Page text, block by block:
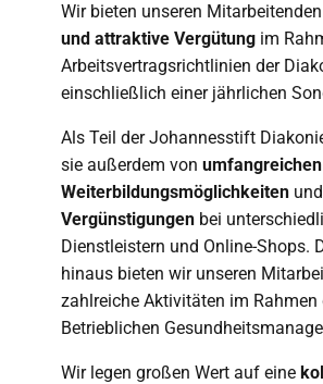
Wir bieten unseren
und attraktive Vergütung im
Arbeitsvertragsrichtlinien der
einschließlich einer jährlichen
Als Teil der Johannesstift
sie außerdem von
Weiterbildungsmöglichkeiten
Vergünstigungen bei
Dienstleistern und Online-Shops.
hinaus bieten wir unseren
zahlreiche Aktivitäten im Rahmen
Betrieblichen
Wir legen großen Wert auf eine